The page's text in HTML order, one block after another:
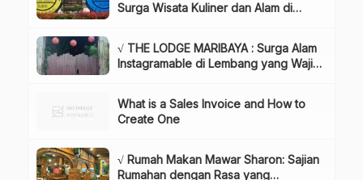
Surga Wisata Kuliner dan Alam di
√ THE LODGE MARIBAYA : Surga Alam
Instagramable di Lembang yang Wajib
What is a Sales Invoice and How to
Create One
√ Rumah Makan Mawar Sharon: Sajian
Rumahan dengan Rasa yang